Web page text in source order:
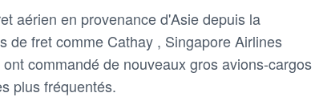
aérien en provenance d'Asie depuis la
de fret comme Cathay , Singapore Airlines
commandé de nouveaux gros avions-cargos
plus fréquentés.